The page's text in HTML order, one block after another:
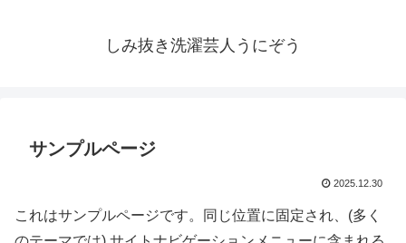
しみ抜き洗濯芸人うにぞう
サンプルページ
2025.12.30
これはサンプルページです。同じ位置に固定され、(多く